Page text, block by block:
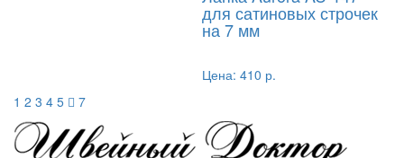
для сатиновых строчек
на 7 мм
Цена: 410 р.
1 2 3 4 5 7